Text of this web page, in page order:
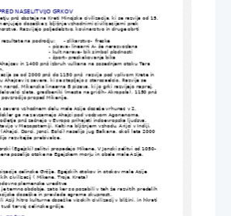
NASELITVIJO GRKOV
pnš obstaja na Kreti Minojska civilizacija, ki se razvija od 15.
dosežke z bljižnje vzhodnimi civilizacijami prek
Razvijajo poljedelstvo, kovinarstvo in druge obrti
rezultate na področju:
- slikarstvo-  freske
- pisava- linearni A- še nerazvozlana
- kult narave- bik simbol plodnosti
- šport- preskakovanje bika
in 1400 pnš izbruh vulkana na sosednjem otoku Tera
se od 2000 pnš do 1150 pnš  razvija pod vplivom Krete in
Ahajcev iz severa, ki se stapljajo s starosaelcio. Razvije se
narod. Mikenska linearna B pisava, ki jo grki razvijejo naprej.
zlata, gradbeniki (mesta na gričih- Akropola), 1150 pnš
propad Mikenije.
severo vzhodnem delu male Azije doseže vrhunec v 2.
ga ne zavzamejo Ahajci pod vodsvom Agonenoma.
pnš začnejo v Evropo prihajati indoevropska ljudsva.
v Mezopotamiji, Kelti na bljižnjem vzhodu, Arijci v Indiji.
Dorci, Jonci, Eolci) naselijo jug Balkana, okoli leta 2000
razvitejše prebivalce.
(Egejski) selitvi propadejo Mikene. V Jonski selitvi od 1050-
poselijo otoke na Egejskem morju in obale male Azije.
celinske Grčije, Egejskih otokov in otokov male Azije
civilizacij ( Mikene, Troja, Kreta)
plemenske ureditve
je temno obdobje, zato ker so pozabili v teh že razvitih predelih
dosežke in prevlada agrarna skupnost.
Aziji hitro kulturne dosežke visokih civilizacij v bližini, in hkrati
tudi tarvoj celinske grčije.